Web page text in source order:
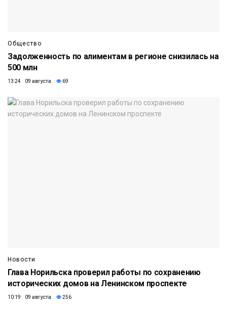
Общество
Задолженность по алиментам в регионе снизилась на
500 млн
13:24 09 августа 69
Новости
Глава Норильска проверил работы по сохранению
исторических домов на Ленинском проспекте
10:19 09 августа 256